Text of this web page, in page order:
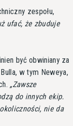
zespołu,
ufać, że zbuduje
być obwiniany za
w tym Neweya,
Zawsze
do innych ekip.
nie da